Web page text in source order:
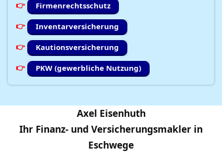
Firmenrechtsschutz
Inventarversicherung
Kautionsversicherung
PKW (gewerbliche Nutzung)
Axel Eisenhuth
Ihr Finanz- und Versicherungsmakler in
Eschwege